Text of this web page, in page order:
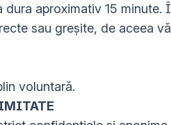
aproximativ 15 minute.
sau greșite, de aceea
voluntară.